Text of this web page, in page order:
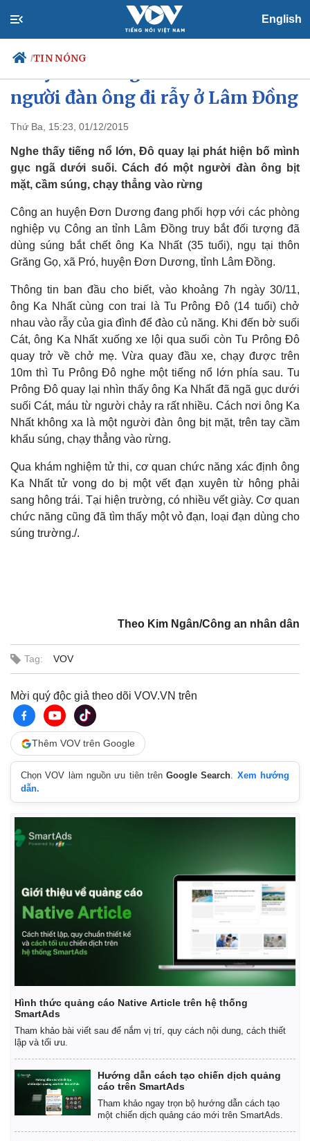
English
/TIN NÓNG
Chính trị
Đảng
Tổ chức nhân sự
Quốc hội
Nhận diện sự thật
Tin 24h
Dự báo thời tiết
Giáo dục
Dấu ấn VOV
Việc làm
Biển đảo
Thế giới
Hồ sơ
Video
E-Magazine
Infographic
người đàn ông đi rẫy ở Lâm Đồng
Thứ Ba, 15:23, 01/12/2015
Nghe thấy tiếng nổ lớn, Đô quay lại phát hiện bố mình
gục ngã dưới suối. Cách đó một người đàn ông bịt
mặt, cầm súng, chạy thẳng vào rừng
Công an huyện Đơn Dương đang phối hợp với các phòng
nghiệp vụ Công an tỉnh Lâm Đồng truy bắt đối tượng đã
dùng súng bắt chết ông Ka Nhất (35 tuổi), ngụ tại thôn
Grăng Gọ, xã Pró, huyện Đơn Dương, tỉnh Lâm Đồng.
Thông tin ban đầu cho biết, vào khoảng 7h ngày 30/11,
ông Ka Nhất cùng con trai là Tu Prông Đô (14 tuổi) chở
nhau vào rẫy của gia đình để đào củ năng. Khi đến bờ suối
Cát, ông Ka Nhất xuống xe lội qua suối còn Tu Prông Đô
quay trở về chở mẹ. Vừa quay đầu xe, chạy được trên
10m thì Tu Prông Đô nghe một tiếng nổ lớn phía sau. Tu
Prông Đô quay lại nhìn thấy ông Ka Nhất đã ngã gục dưới
suối Cát, máu từ người chảy ra rất nhiều. Cách nơi ông Ka
Nhất không xa là một người đàn ông bịt mặt, trên tay cầm
khẩu súng, chạy thẳng vào rừng.
Qua khám nghiệm tử thi, cơ quan chức năng xác định ông
Ka Nhất tử vong do bị một vết đạn xuyên từ hông phải
sang hông trái. Tại hiện trường, có nhiều vết giày. Cơ quan
chức năng cũng đã tìm thấy một vỏ đạn, loại đạn dùng cho
súng trường./.
Theo Kim Ngân/Công an nhân dân
Tag: VOV
Mời quý độc giả theo dõi VOV.VN trên
Thêm VOV trên Google
Chọn VOV làm nguồn ưu tiên trênGoogle Search. Xem hướng
dẫn.
Hình thức quảng cáo Native Article trên hệ thống
SmartAds
Tham khảo bài viết sau để nắm vị trí, quy cách nội dung, cách thiết
lập và tối ưu.
Hướng dẫn cách tạo chiến dịch quảng
cáo trên SmartAds
Tham khảo ngay trọn bộ hướng dẫn cách tạo
một chiến dịch quảng cáo mới trên SmartAds.